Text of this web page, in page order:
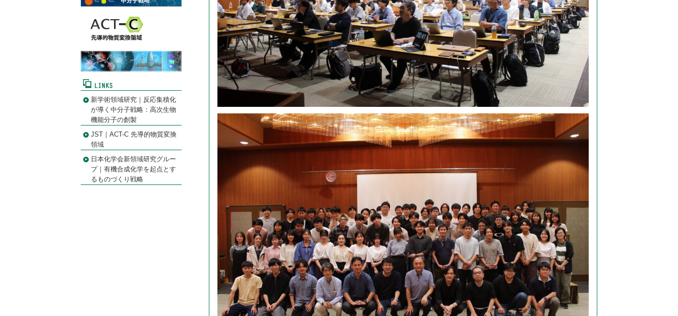
新学術領域研究｜反応集積化
が導く中分子戦略：高次生物
機能分子の創製
JST｜ACT-C 先導的物質変換
領域
日本化学会新領域研究グルー
プ｜有機合成化学を起点とす
るものづくり戦略